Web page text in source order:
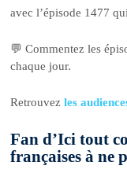
avec l’épisode 1477
💬 Commentez les
chaque jour.
Retrouvezles
Fan d’Ici tout
françaises à ne